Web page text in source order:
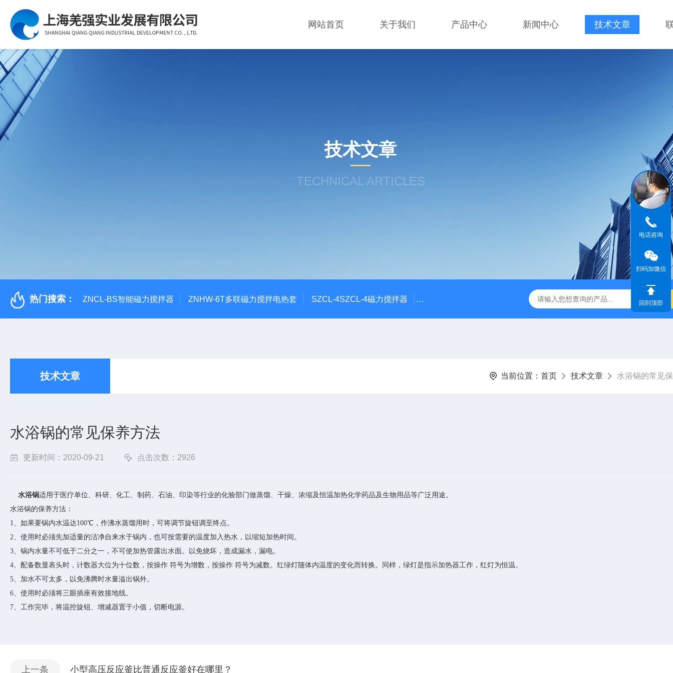
网站首页 关于我们 产品中心 新闻中心 技术文章
技术文章
TECHNICAL ARTICLES
热门搜索： ZNCL-BS智能磁力搅拌器 ZNHW-6T多联磁力搅拌电热套 SZCL-4SZCL-4磁力搅拌器 DF-101C集热式磁力搅拌器 ZNCL-G-C型磁力搅拌加热锅 KH-
技术文章 当前位置： 首页 技术文章 水浴锅的常见
水浴锅的常见保养方法
更新时间：2020-09-21 点击次数：2926
水浴锅适用于医疗单位、科研、化工、制药、石油、印染等行业的化验部门做蒸馏、干燥、浓缩及恒温加热化学药品及生物用品等广泛用途。
水浴锅的保养方法：
1、如果要锅内水温达100℃，作沸水蒸馏用时，可将调节旋钮调至终点。
2、使用时必须先加适量的洁净自来水于锅内，也可按需要的温度加入热水，以缩短加热时间。
3、锅内水量不可低于二分之一，不可使加热管露出水面。以免烧坏，造成漏水，漏电。
4、配备数显表头时，计数器大位为十位数，按操作 符号为增数，按操作 符号为减数。红绿灯随体内温度的变化而转换。同样，绿灯是指示加热器工作，红灯为恒温。
5、加水不可太多，以免沸腾时水量溢出锅外。
6、使用时必须将三眼插座有效接地线。
7、工作完毕，将温控旋钮、增减器置于小值，切断电源。
上一条 小型高压反应釜比普通反应釜好在哪里？
电话咨询
扫码加微信
回到顶部